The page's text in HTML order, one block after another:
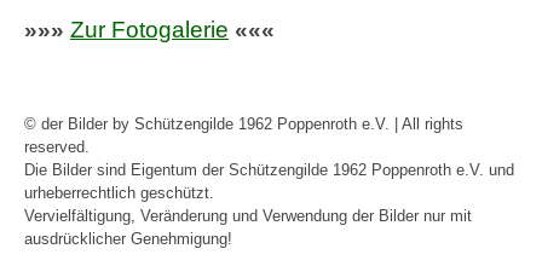
»»» Zur Fotogalerie «««
© der Bilder by Schützengilde 1962 Poppenroth e.V. | All rights
reserved.
Die Bilder sind Eigentum der Schützengilde 1962 Poppenroth e.V. und
urheberrechtlich geschützt.
Vervielfältigung, Veränderung und Verwendung der Bilder nur mit
ausdrücklicher Genehmigung!